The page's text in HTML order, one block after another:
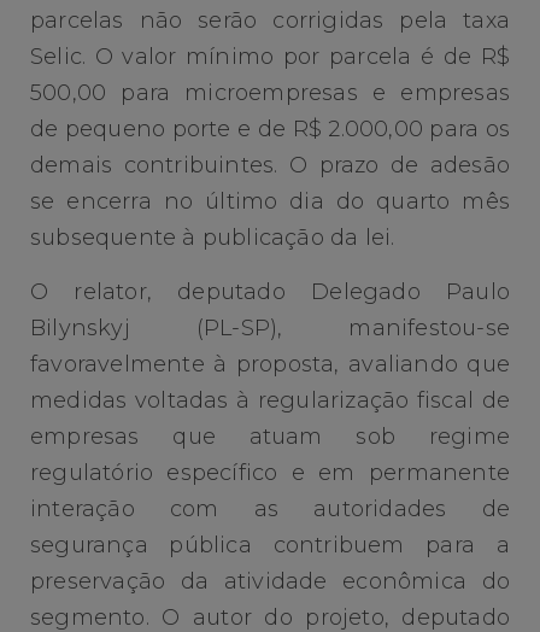
parcelas não serão corrigidas pela taxa
Selic. O valor mínimo por parcela é de R$
500,00 para microempresas e empresas
de pequeno porte e de R$ 2.000,00 para os
demais contribuintes. O prazo de adesão
se encerra no último dia do quarto mês
subsequente à publicação da lei.
O relator, deputado Delegado Paulo
Bilynskyj (PL-SP), manifestou-se
favoravelmente à proposta, avaliando que
medidas voltadas à regularização fiscal de
empresas que atuam sob regime
regulatório específico e em permanente
interação com as autoridades de
segurança pública contribuem para a
preservação da atividade econômica do
segmento. O autor do projeto, deputado